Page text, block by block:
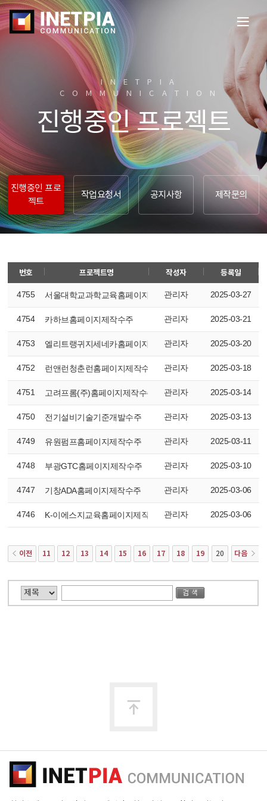
INETPIA
COMMUNICATION​
진행중인 프로젝트
진행중인 프로
젝트
작업요청서 공지사항 제작문의
번호 프로젝트명 작성자 등록일
4755 서울대학교과학교육홈페이지제작수주
관리자 2025-03-27
4754 카하브홈페이지제작수주 관리자 2025-03-21
4753 엘리트랭귀지세네카홈페이지제작수주
관리자 2025-03-20
4752 런앤런청춘런홈페이지제작수주 관리자 2025-03-18
4751 고려프롬(주)홈페이지제작수주 관리자 2025-03-14
4750 전기설비기술기준개발수주 관리자 2025-03-13
4749 유원펌프홈페이지제작수주 관리자 2025-03-11
4748 부광GTC홈페이지제작수주 관리자 2025-03-10
4747 기창ADA홈페이지제작수주 관리자 2025-03-06
4746 K-이에스지교육홈페이지제작수주관리자 2025-03-06
이전 11 12 13 14 15 16 17 18 19 20 다음
로
전
뉴
열
기